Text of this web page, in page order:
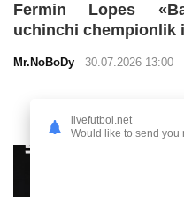
Fermin Lopes
uchinchi chempionlik
Mr.NoBoDy 30.07.2026 13:00
livefutbol.net
Would like to send you